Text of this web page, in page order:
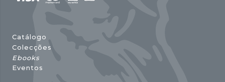
Catálogo
Colecções
Ebooks
Eventos